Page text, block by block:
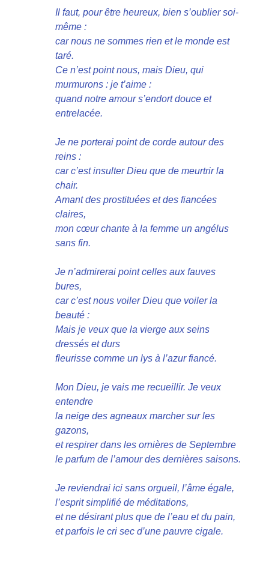
Il faut, pour être heureux, bien s’oublier soi-
même :
car nous ne sommes rien et le monde est
taré.
Ce n’est point nous, mais Dieu, qui
murmurons : je t’aime :
quand notre amour s’endort douce et
entrelacée.
Je ne porterai point de corde autour des
reins :
car c’est insulter Dieu que de meurtrir la
chair.
Amant des prostituées et des fiancées
claires,
mon cœur chante à la femme un angélus
sans fin.
Je n’admirerai point celles aux fauves
bures,
car c’est nous voiler Dieu que voiler la
beauté :
Mais je veux que la vierge aux seins
dressés et durs
fleurisse comme un lys à l’azur fiancé.
Mon Dieu, je vais me recueillir. Je veux
entendre
la neige des agneaux marcher sur les
gazons,
et respirer dans les ornières de Septembre
le parfum de l’amour des dernières saisons.
Je reviendrai ici sans orgueil, l’âme égale,
l’esprit simplifié de méditations,
et ne désirant plus que de l’eau et du pain,
et parfois le cri sec d’une pauvre cigale.